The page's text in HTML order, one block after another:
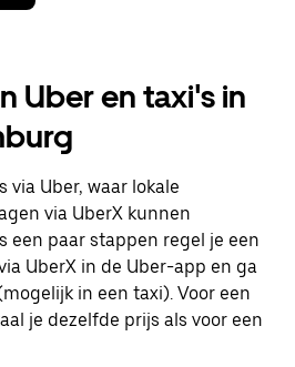
Uber en taxi's in
via Uber, waar lokale
via UberX kunnen
een paar stappen regel je een
UberX in de Uber-app en ga
in een taxi). Voor een
je dezelfde prijs als voor een